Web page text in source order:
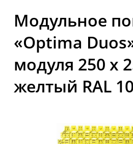
Модульное
«Optima
модуля 250 х
желтый RAL